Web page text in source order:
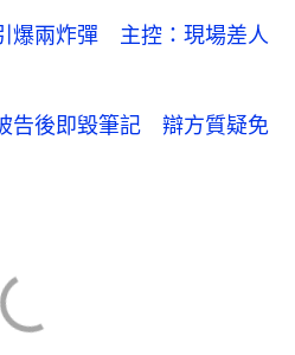
爆兩炸彈 主控：現場差人
告後即毀筆記 辯方質疑免